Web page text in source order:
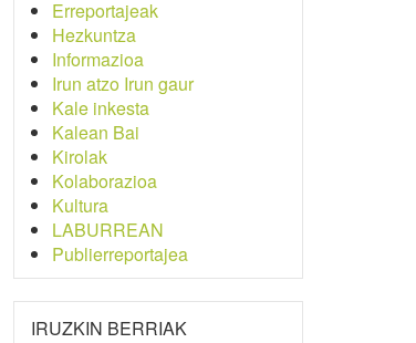
Erreportajeak
Hezkuntza
Informazioa
Irun atzo Irun gaur
Kale inkesta
Kalean Bai
Kirolak
Kolaborazioa
Kultura
LABURREAN
Publierreportajea
IRUZKIN BERRIAK